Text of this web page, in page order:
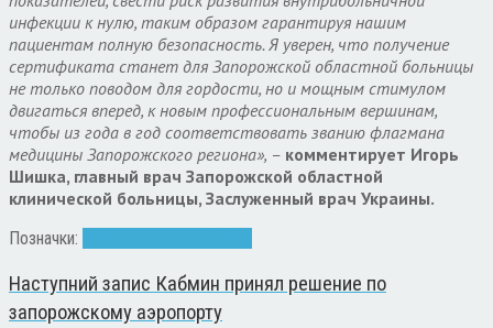
инфекции к нулю, таким образом гарантируя нашим
пациентам полную безопасность. Я уверен, что получение
сертификата станет для Запорожской областной больницы
не только поводом для гордости, но и мощным стимулом
двигаться вперед, к новым профессиональным вершинам,
чтобы из года в год соответствовать званию флагмана
медицины Запорожского региона», – комментирует Игорь
Шишка, главный врач Запорожской областной
клинической больницы, Заслуженный врач Украины.
Позначки:
Наступний запис Кабмин принял решение по
запорожскому аэропорту